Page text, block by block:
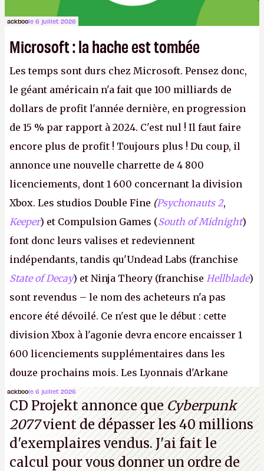
ackboole 6 juillet 2026
Microsoft : la hache est tombée
Les temps sont durs chez Microsoft. Pensez donc,
le géant américain n'a fait que 100 milliards de
dollars de profit l'année dernière, en progression
de 15 % par rapport à 2024. C'est nul ! Il faut faire
encore plus de profit ! Toujours plus ! Du coup, il
annonce une nouvelle charrette de 4 800
licenciements, dont 1 600 concernant la division
Xbox. Les studios Double Fine (Psychonauts 2,
Keeper) et Compulsion Games (South of Midnight)
font donc leurs valises et redeviennent
indépendants, tandis qu'Undead Labs (franchise
State of Decay) et Ninja Theory (franchise Hellblade)
sont revendus – le nom des acheteurs n'a pas
encore été dévoilé. Ce n'est que le début : cette
division Xbox à l'agonie devra encore encaisser 1
600 licenciements supplémentaires dans les
douze prochains mois. Les Lyonnais d'Arkane
(Dishonored, Deathloop) pourraient faire partie des
prochaines victimes, puisque Microsoft a confirmé
vouloir se séparer du studio.A.
ackboole 6 juillet 2026
CD Projekt annonce queCyberpunk
2077vient de dépasser les 40 millions
d'exemplaires vendus. J'ai fait le
calcul pour vous donner un ordre de